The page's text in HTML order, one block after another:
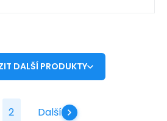
DALŠÍ PRODUKTY
2 Další